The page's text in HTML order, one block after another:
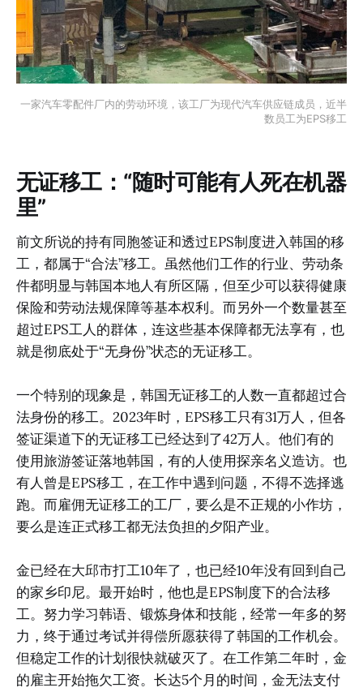
一家汽车零配件厂内的劳动环境，该工厂为现代汽车供应链成员，近半
数员工为EPS移工
无证移工：“随时可能有人死在机器
里”
前文所说的持有同胞签证和透过EPS制度进入韩国的移
工，都属于“合法”移工。虽然他们工作的行业、劳动条
件都明显与韩国本地人有所区隔，但至少可以获得健康
保险和劳动法规保障等基本权利。而另外一个数量甚至
超过EPS工人的群体，连这些基本保障都无法享有，也
就是彻底处于“无身份”状态的无证移工。
一个特别的现象是，韩国无证移工的人数一直都超过合
法身份的移工。2023年时，EPS移工只有31万人，但各
签证渠道下的无证移工已经达到了42万人。他们有的
使用旅游签证落地韩国，有的人使用探亲名义造访。也
有人曾是EPS移工，在工作中遇到问题，不得不选择逃
跑。而雇佣无证移工的工厂，要么是不正规的小作坊，
要么是连正式移工都无法负担的夕阳产业。
金已经在大邱市打工10年了，也已经10年没有回到自己
的家乡印尼。最开始时，他也是EPS制度下的合法移
工。努力学习韩语、锻炼身体和技能，经常一年多的努
力，终于通过考试并得偿所愿获得了韩国的工作机会。
但稳定工作的计划很快就破灭了。在工作第二年时，金
的雇主开始拖欠工资。长达5个月的时间，金无法支付